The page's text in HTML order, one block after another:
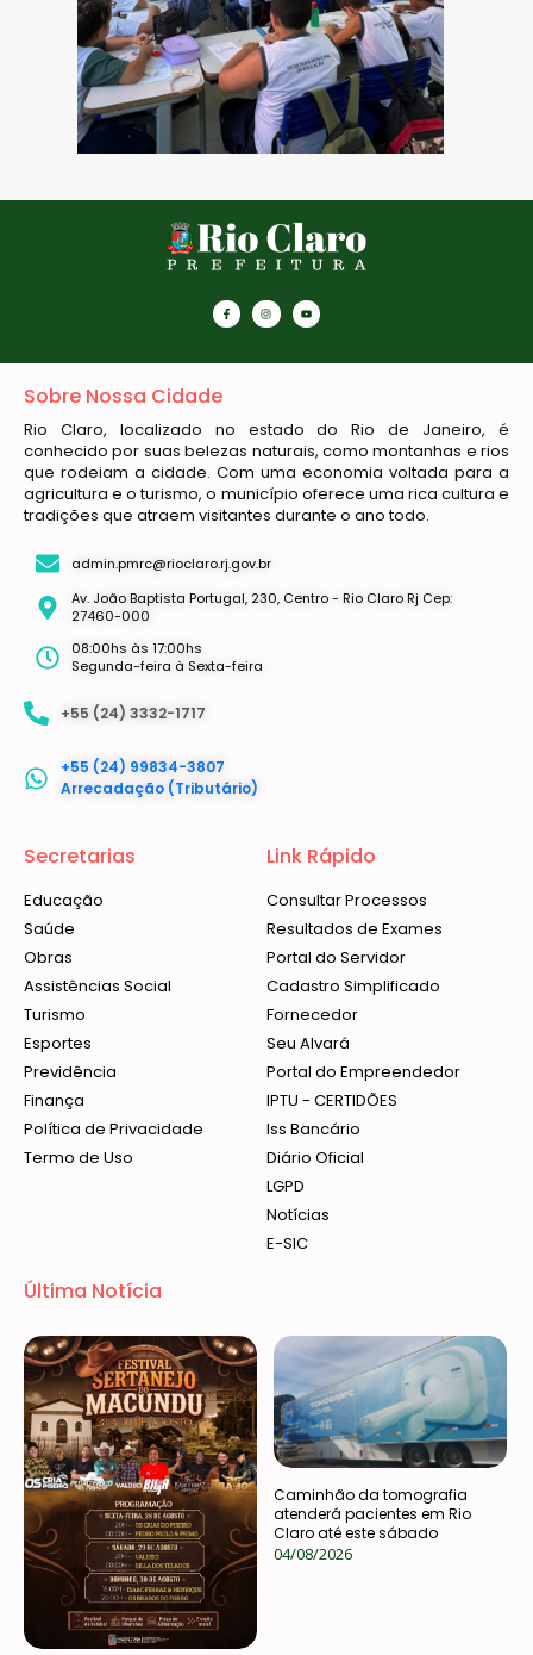
Sobre Nossa Cidade
Rio Claro, localizado no estado do Rio de Janeiro, é
conhecido por suas belezas naturais, como montanhas e rios
que rodeiam a cidade. Com uma economia voltada para a
agricultura e o turismo, o município oferece uma rica cultura e
tradições que atraem visitantes durante o ano todo.
admin.pmrc@rioclaro.rj.gov.br
Av. João Baptista Portugal, 230, Centro - Rio Claro Rj Cep:
27460-000
08:00hs às 17:00hs
Segunda-feira à Sexta-feira
+55 (24) 3332-1717
+55 (24) 99834-3807
Arrecadação (Tributário)
Secretarias
Educação
Saúde
Obras
Assistências Social
Turismo
Esportes
Previdência
Finança
Política de Privacidade
Termo de Uso
Link Rápido
Consultar Processos
Resultados de Exames
Portal do Servidor
Cadastro Simplificado
Fornecedor
Seu Alvará
Portal do Empreendedor
IPTU - CERTIDÕES
Iss Bancário
Diário Oficial
LGPD
Notícias
E-SIC
Última Notícia
Caminhão da tomografia
atenderá pacientes em Rio
Claro até este sábado
04/08/2026